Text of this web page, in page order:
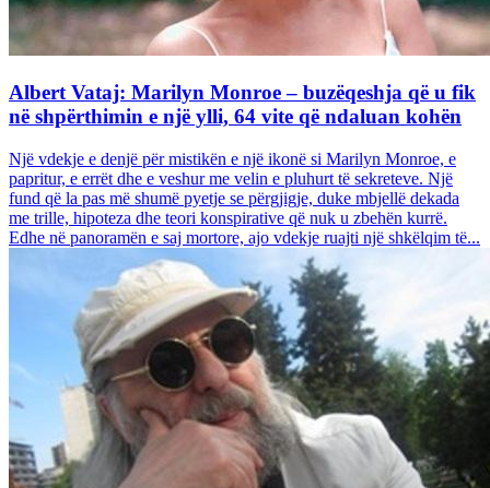
Albert Vataj: Marilyn Monroe – buzëqeshja që u fik
në shpërthimin e një ylli, 64 vite që ndaluan kohën
Një vdekje e denjë për mistikën e një ikonë si Marilyn Monroe, e
papritur, e errët dhe e veshur me velin e pluhurt të sekreteve. Një
fund që la pas më shumë pyetje se përgjigje, duke mbjellë dekada
me trille, hipoteza dhe teori konspirative që nuk u zbehën kurrë.
Edhe në panoramën e saj mortore, ajo vdekje ruajti një shkëlqim të...